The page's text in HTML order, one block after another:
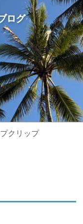
ログ
クリップ